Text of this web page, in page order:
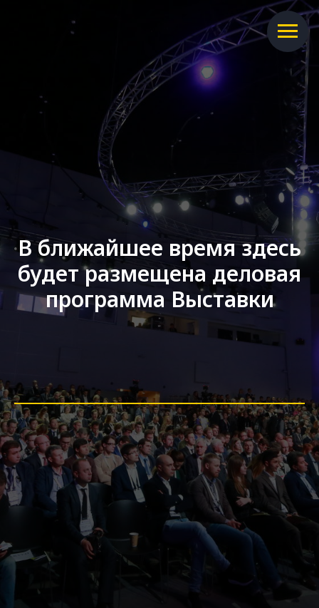
В ближайшее время здесь
будет размещена деловая
программа Выставки